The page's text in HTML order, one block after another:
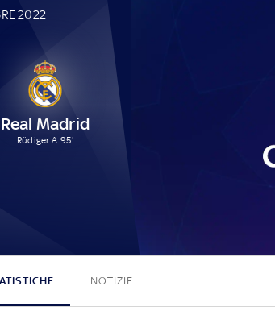
2022
Real Madrid
Rüdiger A. 95'
NOTIZIE